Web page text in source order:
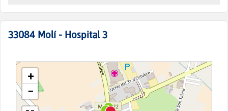
33084 Molí - Hospital 3